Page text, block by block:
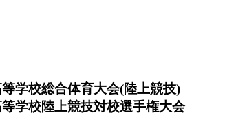
学校総合体育大会(陸上競技)
学校陸上競技対校選手権大会